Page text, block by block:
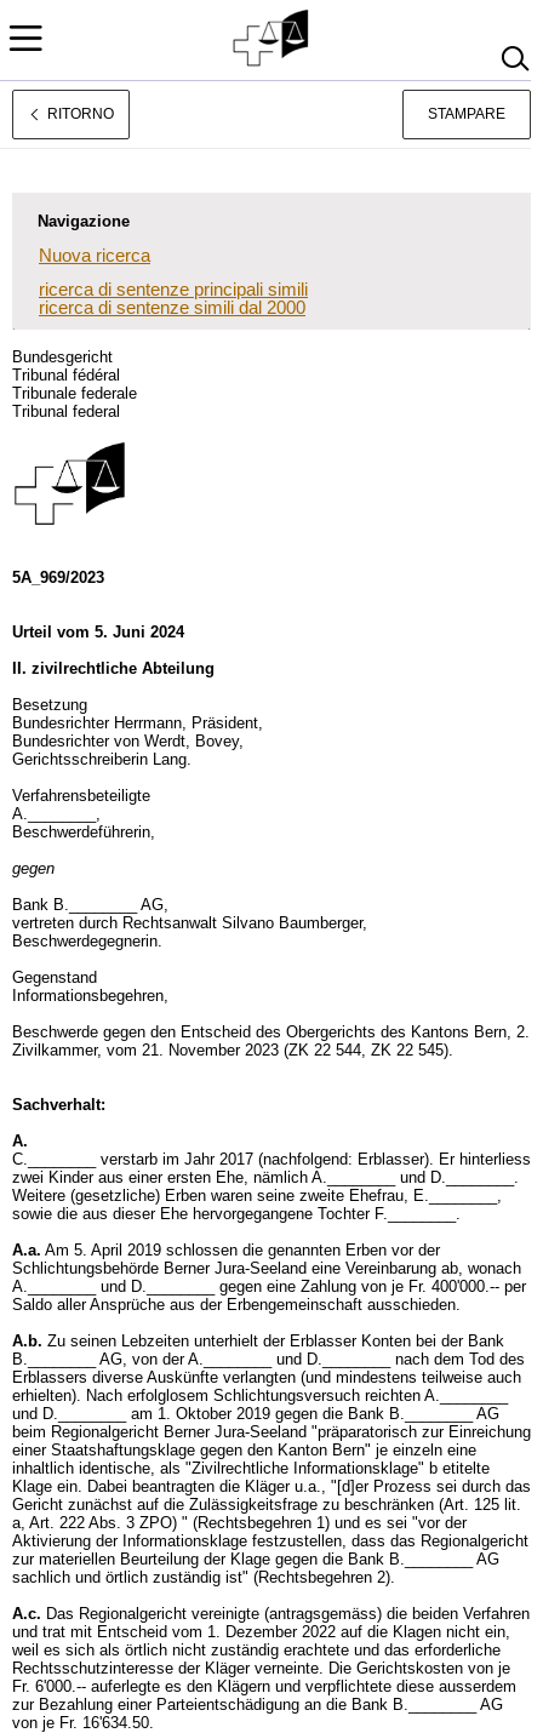
Deutsch Français
RITORNO STAMPARE
Navigazione
Nuova ricerca
ricerca di sentenze principali simili
ricerca di sentenze simili dal 2000
Bundesgericht
Tribunal fédéral
Tribunale federale
Tribunal federal
5A_969/2023
Urteil vom 5. Juni 2024
II. zivilrechtliche Abteilung
Besetzung
Bundesrichter Herrmann, Präsident,
Bundesrichter von Werdt, Bovey,
Gerichtsschreiberin Lang.
Verfahrensbeteiligte
A.________,
Beschwerdeführerin,
gegen
Bank B.________ AG,
vertreten durch Rechtsanwalt Silvano Baumberger,
Beschwerdegegnerin.
Gegenstand
Informationsbegehren,
Beschwerde gegen den Entscheid des Obergerichts des Kantons Bern, 2.
Zivilkammer, vom 21. November 2023 (ZK 22 544, ZK 22 545).
Sachverhalt:
A.
C.________ verstarb im Jahr 2017 (nachfolgend: Erblasser). Er hinterliess
zwei Kinder aus einer ersten Ehe, nämlich A.________ und D.________.
Weitere (gesetzliche) Erben waren seine zweite Ehefrau, E.________,
sowie die aus dieser Ehe hervorgegangene Tochter F.________.
A.a. Am 5. April 2019 schlossen die genannten Erben vor der
Schlichtungsbehörde Berner Jura-Seeland eine Vereinbarung ab, wonach
A.________ und D.________ gegen eine Zahlung von je Fr. 400'000.-- per
Saldo aller Ansprüche aus der Erbengemeinschaft ausschieden.
A.b. Zu seinen Lebzeiten unterhielt der Erblasser Konten bei der Bank
B.________ AG, von der A.________ und D.________ nach dem Tod des
Erblassers diverse Auskünfte verlangten (und mindestens teilweise auch
erhielten). Nach erfolglosem Schlichtungsversuch reichten A.________
und D.________ am 1. Oktober 2019 gegen die Bank B.________ AG
beim Regionalgericht Berner Jura-Seeland "präparatorisch zur Einreichung
einer Staatshaftungsklage gegen den Kanton Bern" je einzeln eine
inhaltlich identische, als "Zivilrechtliche Informationsklage" b etitelte
Klage ein. Dabei beantragten die Kläger u.a., "[d]er Prozess sei durch das
Gericht zunächst auf die Zulässigkeitsfrage zu beschränken (Art. 125 lit.
a, Art. 222 Abs. 3 ZPO) " (Rechtsbegehren 1) und es sei "vor der
Aktivierung der Informationsklage festzustellen, dass das Regionalgericht
zur materiellen Beurteilung der Klage gegen die Bank B.________ AG
sachlich und örtlich zuständig ist" (Rechtsbegehren 2).
A.c. Das Regionalgericht vereinigte (antragsgemäss) die beiden Verfahren
und trat mit Entscheid vom 1. Dezember 2022 auf die Klagen nicht ein,
weil es sich als örtlich nicht zuständig erachtete und das erforderliche
Rechtsschutzinteresse der Kläger verneinte. Die Gerichtskosten von je
Fr. 6'000.-- auferlegte es den Klägern und verpflichtete diese ausserdem
zur Bezahlung einer Parteientschädigung an die Bank B.________ AG
von je Fr. 16'634.50.